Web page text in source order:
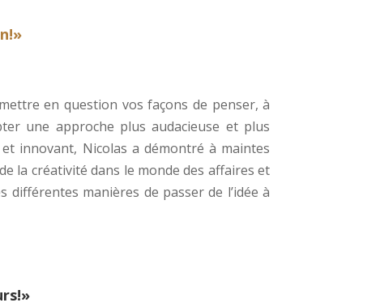
en question vos façons de penser, à
une approche plus audacieuse et plus
innovant, Nicolas a démontré à maintes
la créativité dans le monde des affaires et
manières de passer de l’idée à